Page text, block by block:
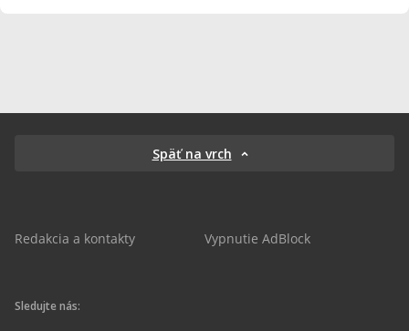
Späť na vrch
Redakcia a kontakty Vypnutie AdBlock
Sledujte nás: